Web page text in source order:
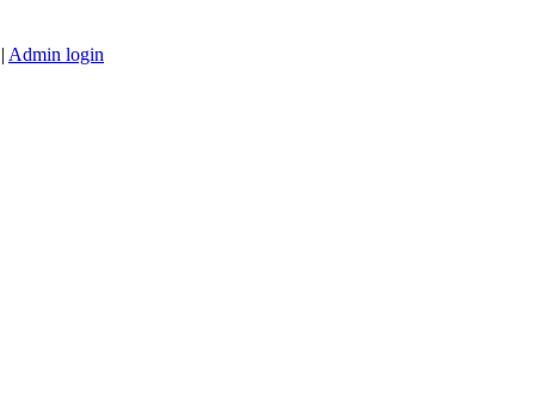
Admin login